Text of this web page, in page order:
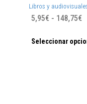
Libros y
5,95€ - 148,75€
Seleccionar